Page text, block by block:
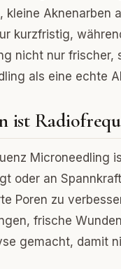
kleine Aknenarben
kurzfristig,
nicht nur frischer,
als eine echte
ist
Microneedling
oder an
Poren zu
frische
gemacht, damit